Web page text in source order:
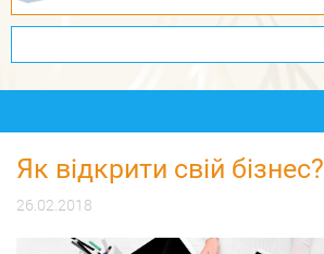
Як відкрити свій бізнес?
26.02.2018